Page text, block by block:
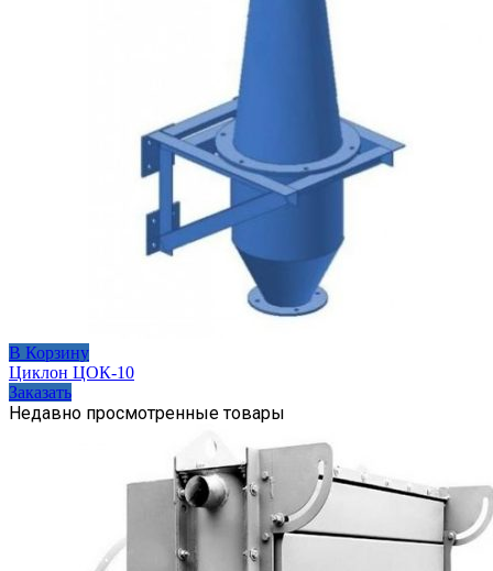
В Корзину
Циклон ЦОК-10
Заказать
Недавно просмотренные товары